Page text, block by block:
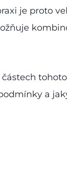
je proto
a